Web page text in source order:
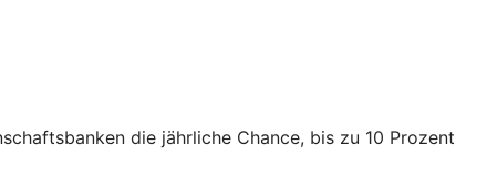
die jährliche Chance, bis zu 10 Prozent